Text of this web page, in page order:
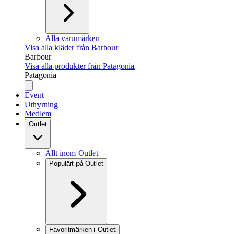
Alla varumärken
Visa alla kläder från Barbour
Barbour
Visa alla produkter från Patagonia
Patagonia
Event
Uthyrning
Medlem
Outlet
Allt inom Outlet
Populärt på Outlet
Favoritmärken i Outlet